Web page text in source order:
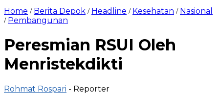
Home / Berita Depok / Headline / Kesehatan / Nasional
/ Pembangunan
Peresmian RSUI Oleh
Menristekdikti
Rohmat Rospari - Reporter